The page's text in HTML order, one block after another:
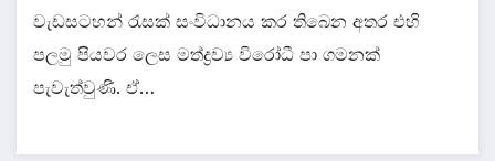
වැඩසටහන් රැසක් සංවිධානය කර තිබෙන අතර එහි
පලමු පියවර ලෙස මත්ද්‍රව්‍ය විරෝධී පා ගමනක්
පැවැත්වුණි. ඒ…